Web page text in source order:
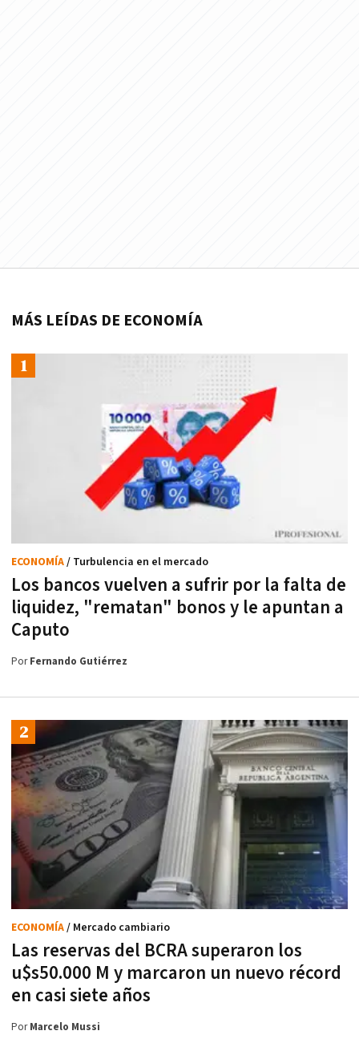
MÁS LEÍDAS DE ECONOMÍA
Los bancos vuelven a sufrir por la falta de
liquidez, "rematan" bonos y le apuntan a
Caputo
ECONOMÍA/ Turbulencia en el mercado
PorFernando Gutiérrez
Las reservas del BCRA superaron los
u$s50.000 M y marcaron un nuevo récord
en casi siete años
ECONOMÍA/ Mercado cambiario
PorMarcelo Mussi